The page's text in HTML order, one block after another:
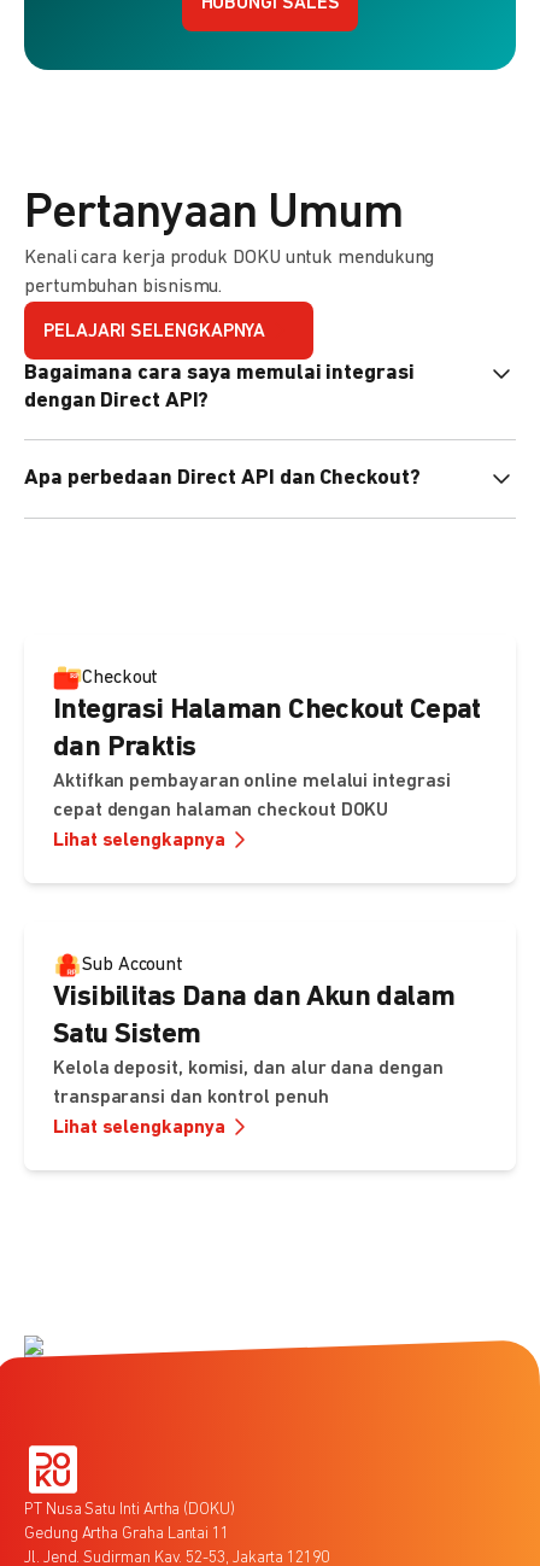
HUBUNGI SALES
Pertanyaan Umum
Kenali cara kerja produk DOKU untuk mendukung
pertumbuhan bisnismu.
PELAJARI SELENGKAPNYA
Bagaimana cara saya memulai integrasi
dengan Direct API?
pemrograman untuk membantu integrasi Anda. Pelajari
Apa perbedaan Direct API dan Checkout?
Checkout
Integrasi Halaman Checkout Cepat
dan Praktis
Aktifkan pembayaran online melalui integrasi
cepat dengan halaman checkout DOKU
Lihat selengkapnya
Sub Account
Visibilitas Dana dan Akun dalam
Satu Sistem
Kelola deposit, komisi, dan alur dana dengan
transparansi dan kontrol penuh
Lihat selengkapnya
PT Nusa Satu Inti Artha (DOKU)
Gedung Artha Graha Lantai 11
Jl. Jend. Sudirman Kav. 52-53, Jakarta 12190